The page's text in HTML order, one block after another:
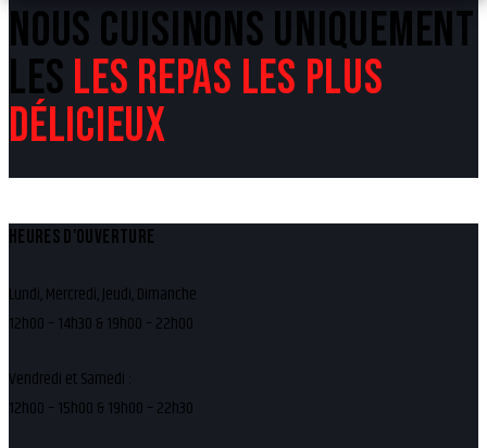
NOUS CUISINONS UNIQUEMENT
LES LES REPAS LES PLUS
DÉLICIEUX
HEURES D'OUVERTURE
Lundi, Mercredi, Jeudi, Dimanche
12h00 – 14h30 & 19h00 – 22h00
Vendredi et Samedi :
12h00 – 15h00 & 19h00 – 22h30